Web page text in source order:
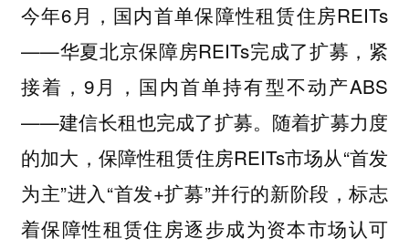
今年6月，国内首单保障性租赁住房REITs
——华夏北京保障房REITs完成了扩募，紧
接着，9月，国内首单持有型不动产ABS
——建信长租也完成了扩募。随着扩募力度
的加大，保障性租赁住房REITs市场从“首发
为主”进入“首发+扩募”并行的新阶段，标志
着保障性租赁住房逐步成为资本市场认可